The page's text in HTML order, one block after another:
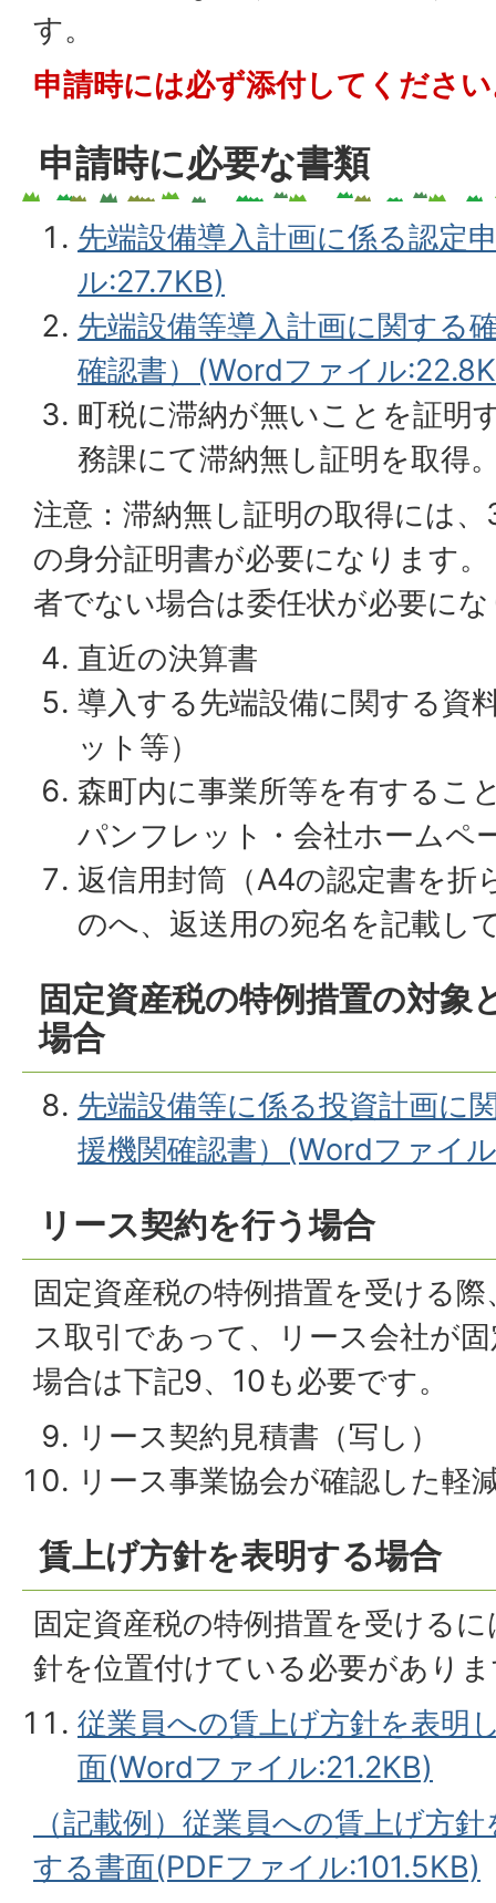
す。
申請時には必ず添付してくださ
申請時に必要な書類
先端設備導入計画に係る認定
ル:27.7KB)
先端設備等導入計画に関する
確認書）(Wordファイル
町税に滞納が無いことを証明
務課にて滞納無し証明を取得
注意：滞納無し証明の取得には
の身分証明書が必要になります
者でない場合は委任状が必要に
直近の決算書
導入する先端設備に関する資
ット等）
森町内に事業所等を有するこ
パンフレット・会社ホームペ
返信用封筒（A4の認定書を折
のへ、返送用の宛名を記載し
固定資産税の特例措置の対象
場合
先端設備等に係る投資計画に
援機関確認書）(Wordファイ
リース契約を行う場合
固定資産税の特例措置を受ける
ス取引であって、リース会社が
場合は下記9、10も必要です。
リース契約見積書（写し）
リース事業協会が確認した軽
賃上げ方針を表明する場合
固定資産税の特例措置を受ける
針を位置付けている必要があり
従業員への賃上げ方針を表明
面(Wordファイル:21.2KB)
（記載例）従業員への賃上げ方
する書面(PDFファイル:101.5KB)